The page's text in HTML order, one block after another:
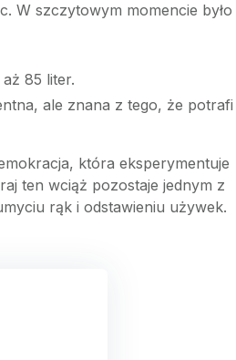
W szczytowym momencie było
85 liter.
ale znana z tego, że potrafi
która eksperymentuje
ten wciąż pozostaje jednym z
rąk i odstawieniu używek.